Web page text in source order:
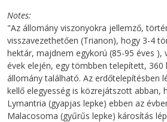
Notes
"Az állomány viszonyokra jellemző,
visszavezethetően (Trianon), hogy 3-4
hektár, majdnem egykorú (85-95 éves ),
évek elején, egy tömbben telepített, 360
állomány található. Az erdőtelepítésben
kellő elegyesség is közrejátszott abban,
Lymantria (gyapjas lepke) ebben az
Malacosoma (gyűrűs lepke) károsítás